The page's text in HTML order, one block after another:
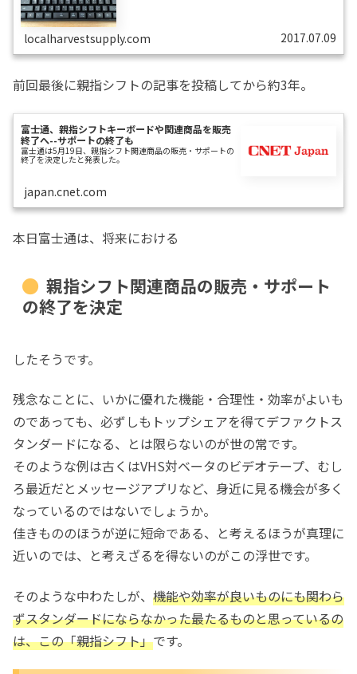
フト用のエミュレータが使えなくなったというこ...
localharvestsupply.com 2017.07.09
前回最後に親指シフトの記事を投稿してから約3年。
富士通、親指シフトキーボードや関連商品を販売
終了へ--サポートの終了も
富士通は5月19日、親指シフト関連商品の販売・サポートの
終了を決定したと発表した。
japan.cnet.com
本日富士通は、将来における
親指シフト関連商品の販売・サポート
の終了を決定
したそうです。
残念なことに、いかに優れた機能・合理性・効率がよいも
のであっても、必ずしもトップシェアを得てデファクトス
タンダードになる、とは限らないのが世の常です。
そのような例は古くはVHS対ベータのビデオテープ、むし
ろ最近だとメッセージアプリなど、身近に見る機会が多く
なっているのではないでしょうか。
佳きもののほうが逆に短命である、と考えるほうが真理に
近いのでは、と考えざるを得ないのがこの浮世です。
そのような中わたしが、 機能や効率が良いものにも関わら
ずスタンダードにならなかった最たるものと思っているの
は、この「親指シフト」です。